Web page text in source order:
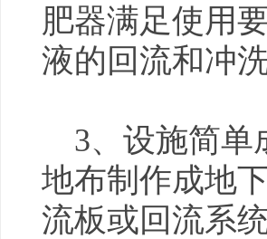
肥器满足使用
液的回流和冲洗
3、设施简单
地布制作成地
流板或回流系